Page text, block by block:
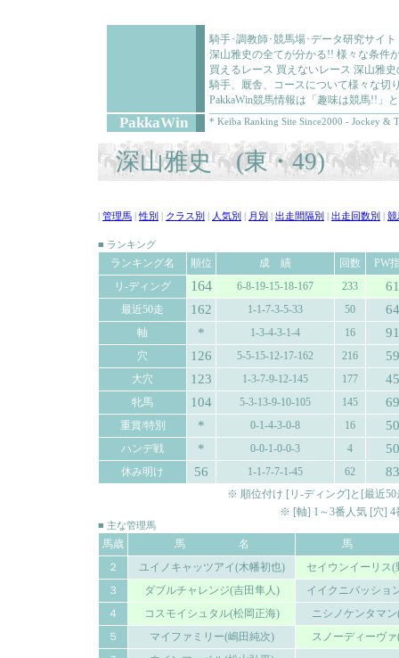
騎手･調教師･競馬場･データ研究サイ
深山雅史の全てが分かる!! 様々な条件
買えるレース 買えないレース 深山雅
騎手、厩舎、コースについて様々な切
PakkaWin競馬情報は「趣味は競馬!!」
PakkaWin * Keiba Ranking Site Since2000 - Jockey &
深山雅史 (東・49)
管理馬 |性別 クラス別 人気別 月別 出走間隔別 出走回数別 競
■ ランキング
ランキング名 順位 成 績 回数
PW
リ-ディング
164 6-8-19-15-18-167 233 61
最近50走 162 1-1-7-3-5-33 50 64
軸 * 1-3-4-3-1-4 16 91
穴 126 5-5-15-12-17-162 216 59
大穴 123 1-3-7-9-12-145 177 45
牝馬 104 5-3-13-9-10-105 145 69
重賞/特別 * 0-1-4-3-0-8 16 50
ハンデ戦 * 0-0-1-0-0-3 4 50
休み明け 56 1-1-7-7-1-45 62 83
※ 順位付け [リ-ディング]と[最近
※ [軸] 1～3番人気 [穴] 4
■ 主な管理馬
馬歳 馬 名
馬
２
ユイノキャッツアイ(木幡初也)
セイウンイーリス(
３
ダブルチャレンジ(吉田隼人)
イイクニパッショ
４
コスモイシュタル(松岡正海)
ニシノケンタマ
５
マイファミリー(嶋田純次)
スノーディーヴ